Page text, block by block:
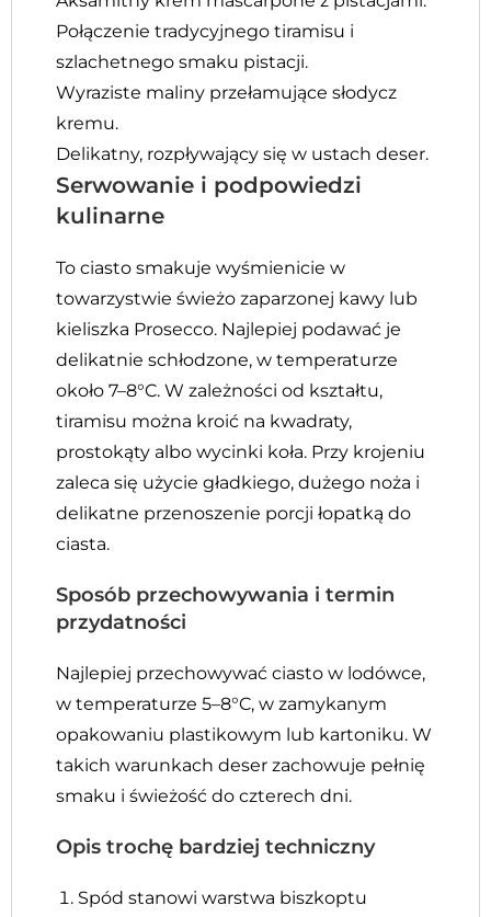
Połączenie tradycyjnego tiramisu i
szlachetnego smaku pistacji.
Wyraziste maliny przełamujące słodycz
kremu.
Delikatny, rozpływający się w ustach deser.
Serwowanie i podpowiedzi
kulinarne
To ciasto smakuje wyśmienicie w
towarzystwie świeżo zaparzonej kawy lub
kieliszka Prosecco. Najlepiej podawać je
delikatnie schłodzone, w temperaturze
około 7–8°C. W zależności od kształtu,
tiramisu można kroić na kwadraty,
prostokąty albo wycinki koła. Przy krojeniu
zaleca się użycie gładkiego, dużego noża i
delikatne przenoszenie porcji łopatką do
ciasta.
Sposób przechowywania i termin
przydatności
Najlepiej przechowywać ciasto w lodówce,
w temperaturze 5–8°C, w zamykanym
opakowaniu plastikowym lub kartoniku. W
takich warunkach deser zachowuje pełnię
smaku i świeżość do czterech dni.
Opis trochę bardziej techniczny
Spód stanowi warstwa biszkoptu